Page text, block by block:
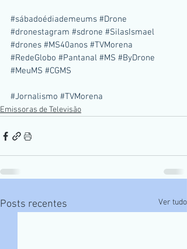
#sábadoédiademeums #Drone
#dronestagram #sdrone #SilasIsmael
#drones #MS40anos #TVMorena
#RedeGlobo #Pantanal #MS #ByDrone
#MeuMS #CGMS
#Jornalismo #TVMorena
Emissoras de Televisão
Posts recentes Ver tudo